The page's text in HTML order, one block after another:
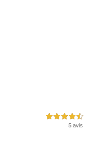
4,5 étoiles sur 5
5 avis